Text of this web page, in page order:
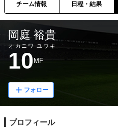
チーム情報 日程・結果
岡庭 裕貴
オカニワ ユウキ
10 MF
フォロー
プロフィール